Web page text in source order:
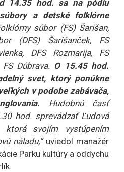
14.35 hod. sa na pódiu
a detské folklórne
súbor (FS) Šarišan,
(DFS) Šarišanček, FS
DFS Rozmarija, FS
Dúbrava. O 15.45 hod.
svet, ktorý ponúkne
v podobe zabávača,
Hudobnú časť
hod. sprevádzať Ľudová
ktorá svojím vystúpením
náladu,“uviedol manažér
Parku kultúry a oddychu